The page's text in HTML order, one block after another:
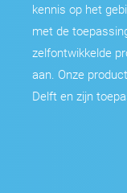
kennis op het
met de
zelfontwikkelde
aan. Onze
Delft en zijn